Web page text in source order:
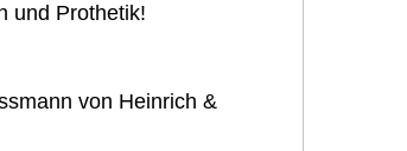
und Prothetik!
von Heinrich &